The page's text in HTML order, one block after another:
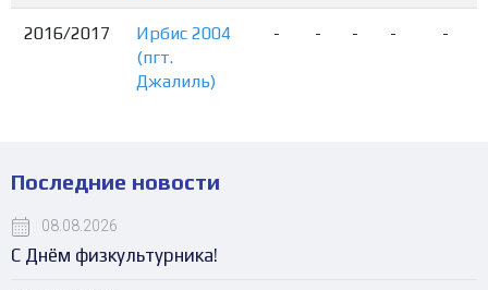
2016/2017
Ирбис 2004
(пгт.
Джалиль)
- - - - -
Последние новости
08.08.2026
С Днём физкультурника!